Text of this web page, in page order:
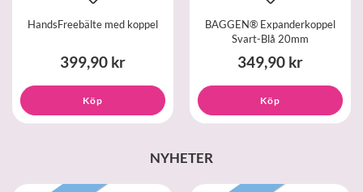
HandsFreebälte med koppel
399,90 kr
Köp
BAGGEN® Expanderkoppel
Svart-Blå 20mm
349,90 kr
Köp
NYHETER